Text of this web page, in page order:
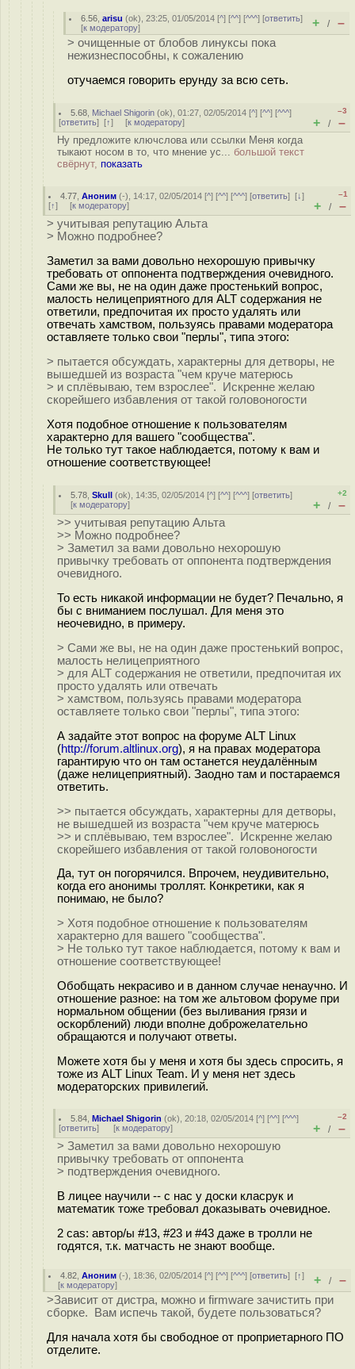
6.56 ,arisu (ok), 23:25, 01/05/2014 [^] [^^] [^^^] [ответить]
[к модератору] + / –
> очищенные от блобов линуксы пока
нежизнеспособны, к сожалению
отучаемся говорить ерунду за всю сеть.
5.68 Michael Shigorin (ok), 01:27, 02/05/2014 [^] [^^] [^^^]
[ответить] [↑] [к модератору]
–3
+ / –
Ну предложите ключслова или ссылки Меня когда
тыкают носом в то, что мнение ус... большой текст
свёрнут, показать
4.77 ,Аноним (-), 14:17, 02/05/2014 [^] [^^] [^^^] [ответить][↓]
[↑] [к модератору]
–1
+ / –
> учитывая репутацию Альта
> Можно подробнее?
Заметил за вами довольно нехорошую привычку
требовать от оппонента подтверждения очевидного.
Сами же вы, не на один даже простенький вопрос,
малость нелицеприятного для ALT содержания не
ответили, предпочитая их просто удалять или
отвечать хамством, пользуясь правами модератора
оставляете только свои "перлы", типа этого:
> пытается обсуждать, характерны для детворы, не
вышедшей из возраста "чем круче матерюсь
> и сплёвываю, тем взрослее". Искренне желаю
скорейшего избавления от такой головоногости
Хотя подобное отношение к пользователям
характерно для вашего "сообщества".
Не только тут такое наблюдается, потому к вам и
отношение соответствующее!
5.78 ,Skull (ok), 14:35, 02/05/2014 [^] [^^] [^^^] [ответить]
[к модератору]
+2
+ / –
>> учитывая репутацию Альта
>> Можно подробнее?
> Заметил за вами довольно нехорошую
привычку требовать от оппонента подтверждения
очевидного.
То есть никакой информации не будет? Печально, я
бы с вниманием послушал. Для меня это
неочевидно, в примеру.
> Сами же вы, не на один даже простенький вопрос,
малость нелицеприятного
> для ALT содержания не ответили, предпочитая их
просто удалять или отвечать
> хамством, пользуясь правами модератора
оставляете только свои "перлы", типа этого:
А задайте этот вопрос на форуме ALT Linux
(http://forum.altlinux.org), я на правах модератора
гарантирую что он там останется неудалённым
(даже нелицеприятный). Заодно там и постараемся
ответить.
>> пытается обсуждать, характерны для детворы,
не вышедшей из возраста "чем круче матерюсь
>> и сплёвываю, тем взрослее". Искренне желаю
скорейшего избавления от такой головоногости
Да, тут он погорячился. Впрочем, неудивительно,
когда его анонимы троллят. Конкретики, как я
понимаю, не было?
> Хотя подобное отношение к пользователям
характерно для вашего "сообщества".
> Не только тут такое наблюдается, потому к вам и
отношение соответствующее!
Обобщать некрасиво и в данном случае ненаучно. И
отношение разное: на том же альтовом форуме при
нормальном общении (без выливания грязи и
оскорблений) люди вполне доброжелательно
обращаются и получают ответы.
Можете хотя бы у меня и хотя бы здесь спросить, я
тоже из ALT Linux Team. И у меня нет здесь
модераторских привилегий.
5.84 ,Michael Shigorin (ok), 20:18, 02/05/2014 [^] [^^] [^^^]
[ответить] [к модератору]
–2
+ / –
> Заметил за вами довольно нехорошую
привычку требовать от оппонента
> подтверждения очевидного.
В лицее научили -- с нас у доски класрук и
математик тоже требовал доказывать очевидное.
2 cas: автор/ы #13, #23 и #43 даже в тролли не
годятся, т.к. матчасть не знают вообще.
4.82 ,Аноним (-), 18:36, 02/05/2014 [^] [^^] [^^^] [ответить][↑]
[к модератору] + / –
>Зависит от дистра, можно и firmware зачистить при
сборке. Вам испечь такой, будете пользоваться?
Для начала хотя бы свободное от проприетарного ПО
отделите.